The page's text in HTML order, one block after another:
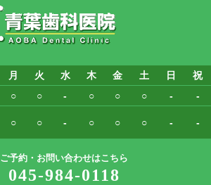
月 火 水 木 金 土 日
祝
○ ○ - ○ ○ ○ -
-
○ ○ - ○ ○ ○ - -
ご予約・お問い合わせはこちら
045-984-0118